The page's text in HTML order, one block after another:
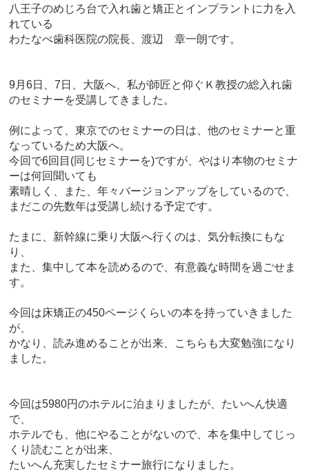
八王子のめじろ台で入れ歯と矯正とインプラントに力を入
れている
わたなべ歯科医院の院長、渡辺 章一朗です。
9月6日、7日、大阪へ、私が師匠と仰ぐＫ教授の総入れ歯
のセミナーを受講してきました。
例によって、東京でのセミナーの日は、他のセミナーと重
なっているため大阪へ。
今回で6回目(同じセミナーを)ですが、やはり本物のセミナ
ーは何回聞いても
素晴しく、また、年々バージョンアップをしているので、
まだこの先数年は受講し続ける予定です。
たまに、新幹線に乗り大阪へ行くのは、気分転換にもな
り、
また、集中して本を読めるので、有意義な時間を過ごせま
す。
今回は床矯正の450ページくらいの本を持っていきました
が、
かなり、読み進めることが出来、こちらも大変勉強になり
ました。
今回は5980円のホテルに泊まりましたが、たいへん快適
で、
ホテルでも、他にやることがないので、本を集中してじっ
くり読むことが出来、
たいへん充実したセミナー旅行になりました。